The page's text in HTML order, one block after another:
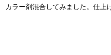
カラー剤混合してみました。仕上